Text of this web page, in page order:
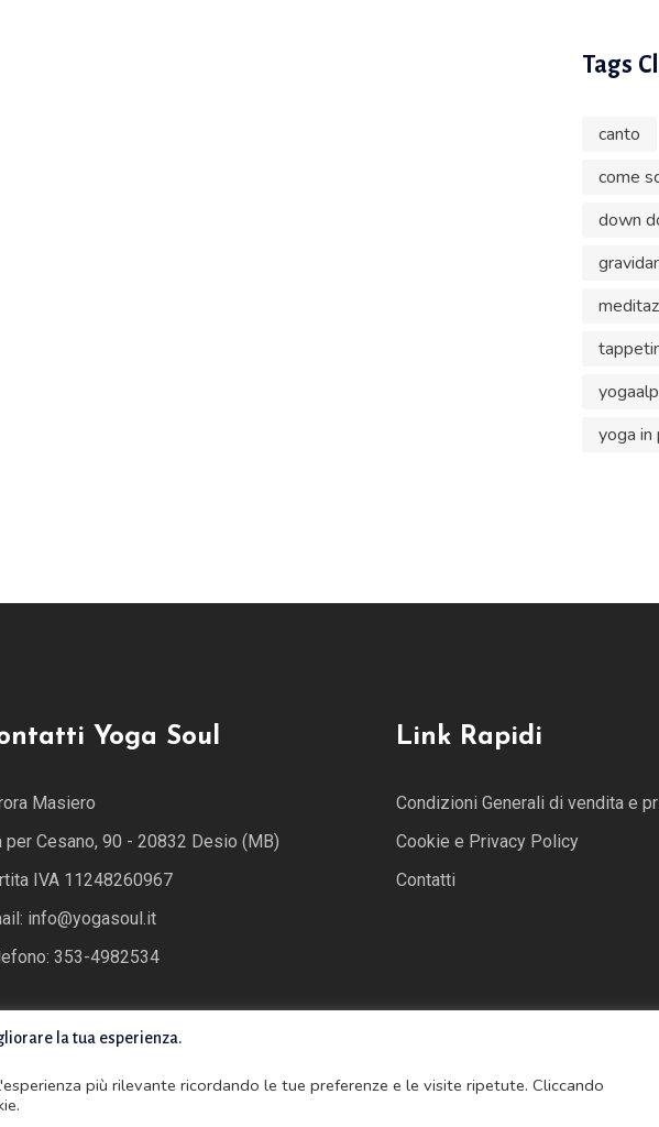
Tags
canto
come
down
yoga in
Yoga Soul
Masiero
per Cesano, 90 - 20832 Desio (MB)
IVA 11248260967
info@yogasoul.it
353-4982534
Link Rapidi
Condizioni Generali di vendita e
Cookie e Privacy Policy
Contatti
la tua esperienza.
più rilevante ricordando le tue preferenze e le visite ripetute. Cliccando